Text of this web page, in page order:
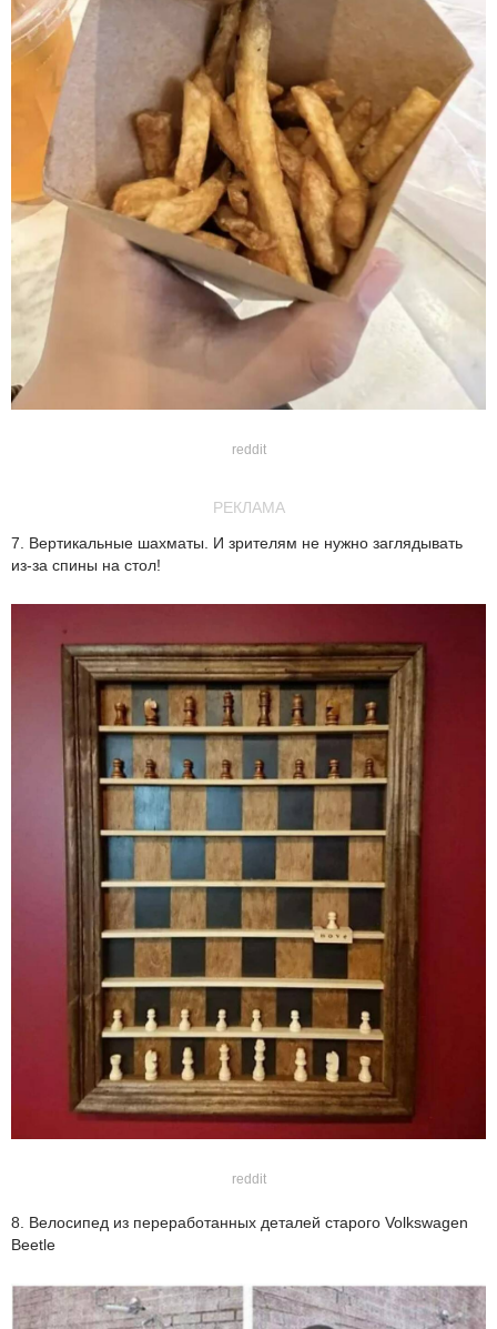
reddit
РЕКЛАМА
7. Вертикальные шахматы. И зрителям не нужно заглядывать
из-за спины на стол!
reddit
8. Велосипед из переработанных деталей старого Volkswagen
Beetle